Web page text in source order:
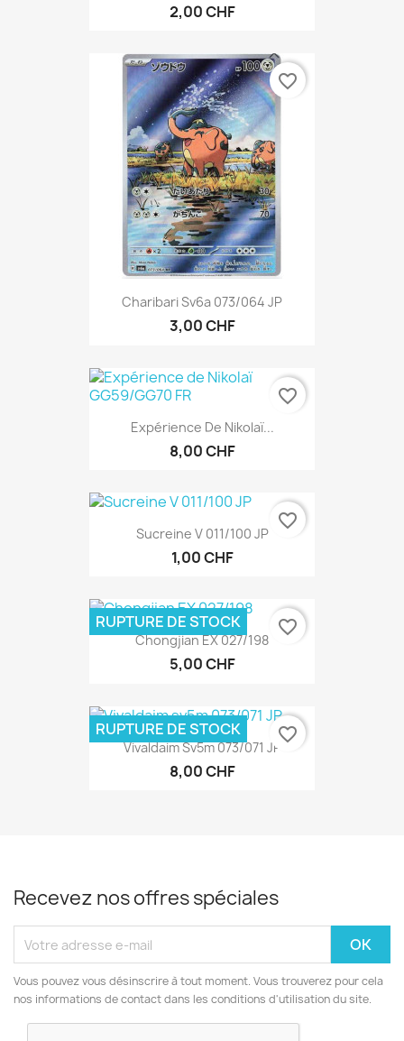
2,00 CHF
Charibari Sv6a 073/064 JP
3,00 CHF
favorite_border
Expérience De Nikolaï...
8,00 CHF
favorite_border
Sucreine V 011/100 JP
1,00 CHF
favorite_border
Chongjian EX 027/198
5,00 CHF
RUPTURE DE STOCK favorite_border
Vivaldaim Sv5m 073/071 JP
8,00 CHF
RUPTURE DE STOCK favorite_border
Recevez nos offres spéciales
Vous pouvez vous désinscrire à tout moment. Vous trouverez pour cela
nos informations de contact dans les conditions d'utilisation du site.